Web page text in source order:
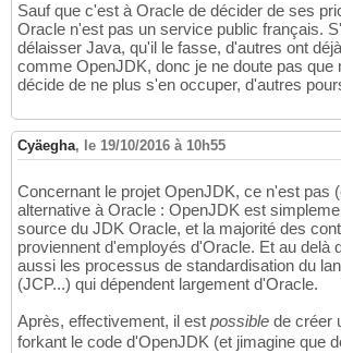
Sauf que c'est à Oracle de décider de ses
Oracle n'est pas un service public français.
délaisser Java, qu'il le fasse, d'autres ont
comme OpenJDK, donc je ne doute pas que
décide de ne plus s'en occuper, d'autres
Cyäegha, le 19/10/2016 à 10h55
Concernant le projet OpenJDK, ce n'est pas
alternative à Oracle : OpenJDK est
source du JDK Oracle, et la majorité des
proviennent d'employés d'Oracle. Et au delà
aussi les processus de standardisation du
(JCP...) qui dépendent largement d'Oracle.
Après, effectivement, il est possible de créer
forkant le code d'OpenJDK (et jimagine que